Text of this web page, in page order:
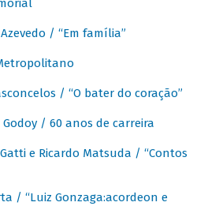
/ “Em família”
/ “O bater do coração”
/ 60 anos de carreira
e Ricardo Matsuda / “Contos
/ “Luiz Gonzaga:acordeon e